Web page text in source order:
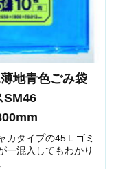
地青色ごみ袋
SM46
カタイプの45Ｌゴミ
一混入してもわかり